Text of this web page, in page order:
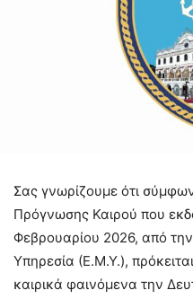
Σας γνωρίζουμε ότι
Πρόγνωσης Καιρού που
Φεβρουαρίου 2026, από
Υπηρεσία (Ε.Μ.Υ.),
καιρικά φαινόμενα την